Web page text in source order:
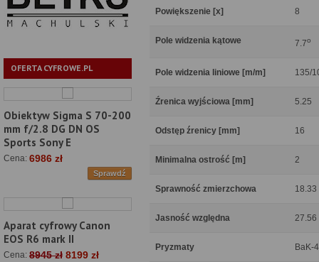
OFERTA CYFROWE.PL
Obiektyw Sigma S 70-200
mm f/2.8 DG DN OS
Sports Sony E
Cena: 6986 zł
Sprawdź
Aparat cyfrowy Canon
EOS R6 mark II
Cena: 8945 zł 8199 zł
Powiększenie [x] 8
Pole widzenia kątowe 7.7o
Pole widzenia liniowe [m/m] 135/
Źrenica wyjściowa [mm] 5.25
Odstęp źrenicy [mm] 16
Minimalna ostrość [m] 2
Sprawność zmierzchowa 18.33
Jasność względna 27.56
Pryzmaty BaK-